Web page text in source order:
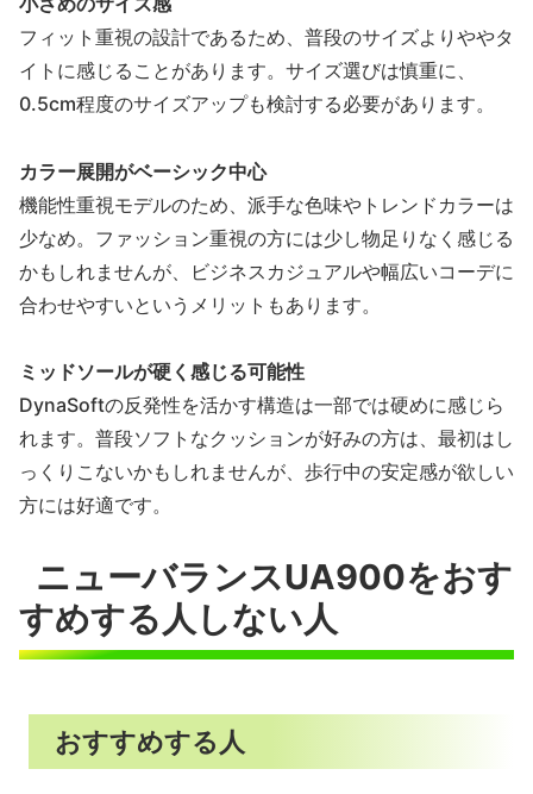
フィット重視の設計であるため、普段のサイズよりややタ
イトに感じることがあります。サイズ選びは慎重に、
0.5cm程度のサイズアップも検討する必要があります。
カラー展開がベーシック中心
機能性重視モデルのため、派手な色味やトレンドカラーは
少なめ。ファッション重視の方には少し物足りなく感じる
かもしれませんが、ビジネスカジュアルや幅広いコーデに
合わせやすいというメリットもあります。
ミッドソールが硬く感じる可能性
DynaSoftの反発性を活かす構造は一部では硬めに感じら
れます。普段ソフトなクッションが好みの方は、最初はし
っくりこないかもしれませんが、歩行中の安定感が欲しい
方には好適です。
C
h
a
ニューバランスUA900をおす
すめする人しない人
おすすめする人